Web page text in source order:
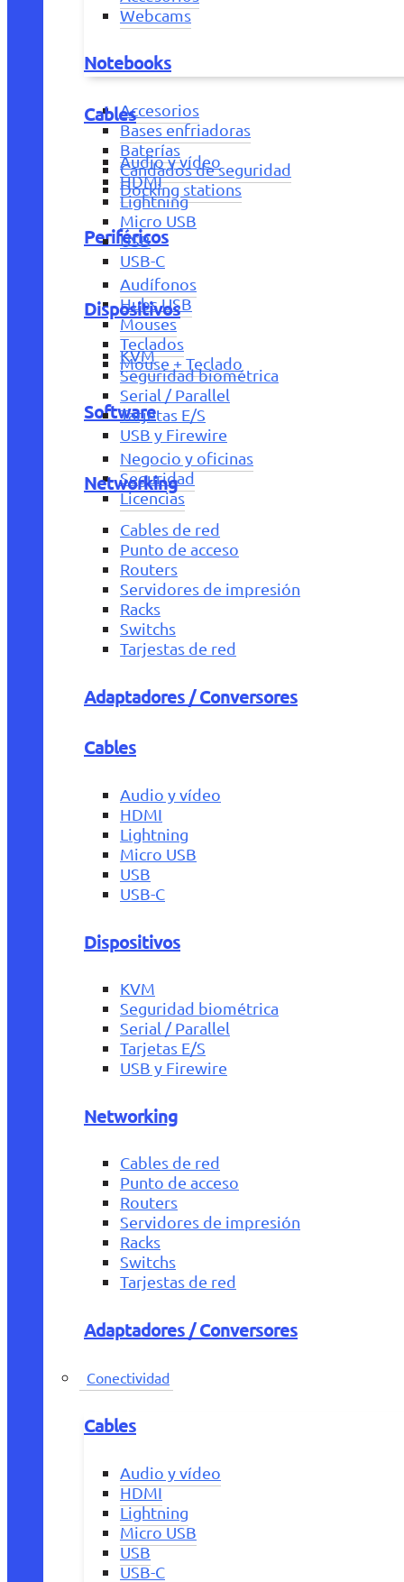
Webcams
Notebooks
Accesorios
Bases enfriadoras
Baterías
Candados de seguridad
Docking stations
Periféricos
Audífonos
Hubs USB
Mouses
Teclados
Mouse + Teclado
Software
Negocio y oficinas
Seguridad
Licencias
Cables
Audio y vídeo
HDMI
Lightning
Micro USB
USB
USB-C
Dispositivos
KVM
Seguridad biométrica
Serial / Parallel
Tarjetas E/S
USB y Firewire
Networking
Cables de red
Punto de acceso
Routers
Servidores de impresión
Racks
Switchs
Tarjestas de red
Adaptadores / Conversores
Cables
Audio y vídeo
HDMI
Lightning
Micro USB
USB
USB-C
Dispositivos
KVM
Seguridad biométrica
Serial / Parallel
Tarjetas E/S
USB y Firewire
Networking
Cables de red
Punto de acceso
Routers
Servidores de impresión
Racks
Switchs
Tarjestas de red
Adaptadores / Conversores
Conectividad
Cables
Audio y vídeo
HDMI
Lightning
Micro USB
USB
USB-C